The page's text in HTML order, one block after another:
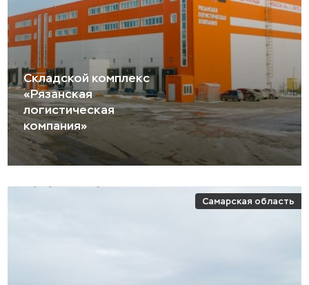
Складской комплекс
«Рязанская
логистическая
компания»
Самарская область